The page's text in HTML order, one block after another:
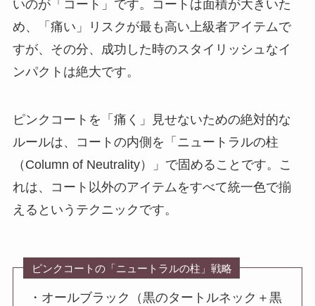
いのが「コート」です。コートは面積が大きいた
め、「痛い」リスクが最も高い上級者アイテムで
すが、その分、成功した時のスタイリッシュなイ
ンパクトは絶大です。
ピンクコートを「痛く」見せないための絶対的な
ルールは、
コートの内側を「ニュートラルの柱
（Column of Neutrality）」で固める ことです。こ
れは、コート以外のアイテムをすべて統一色で揃
えるというテクニックです。
ピンクコートの「ニュートラルの柱」戦略
・オールブラック（黒のタートルネック＋黒